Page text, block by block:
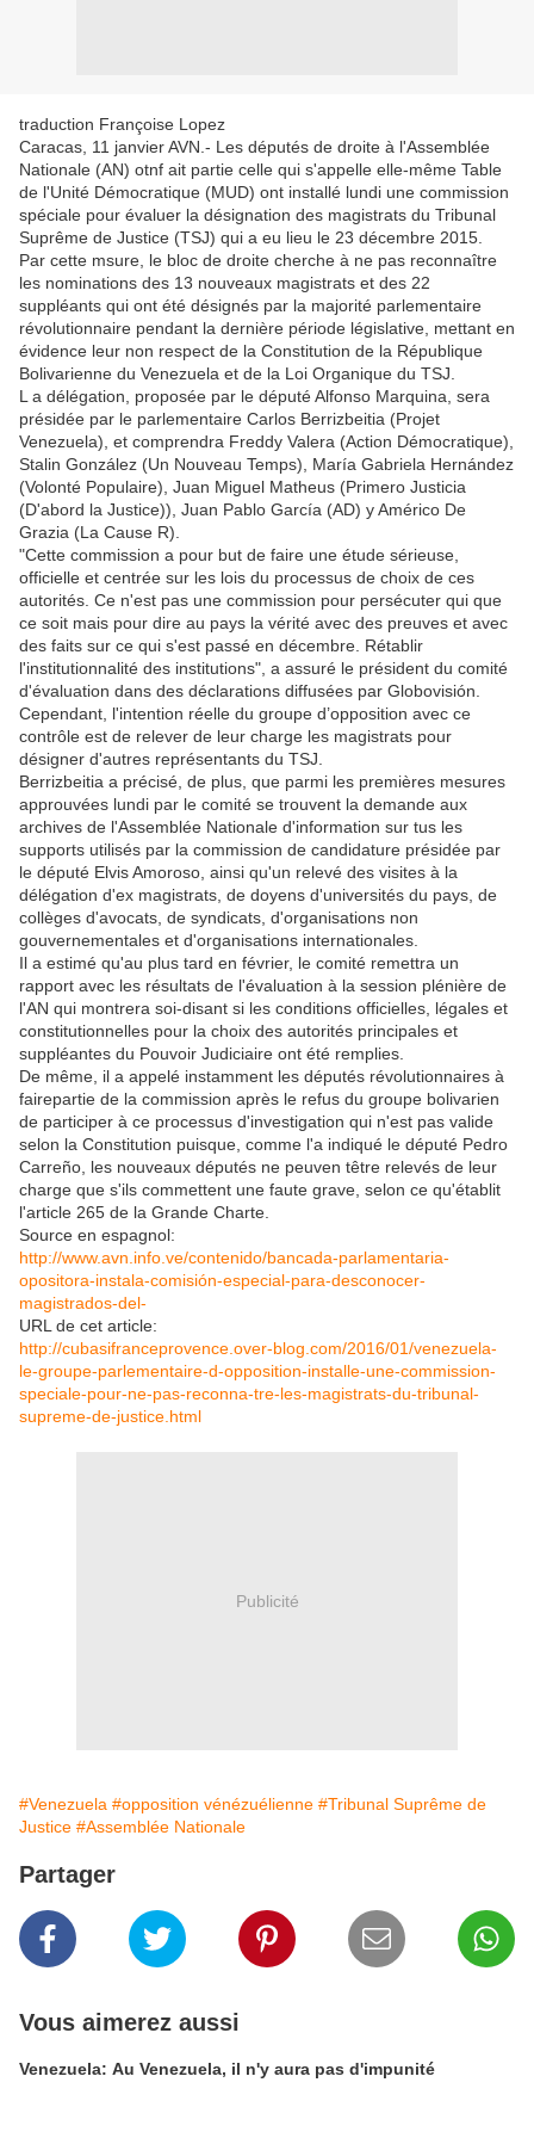
traduction Françoise Lopez
Caracas, 11 janvier AVN.- Les députés de droite à l'Assemblée
Nationale (AN) otnf ait partie celle qui s'appelle elle-même Table
de l'Unité Démocratique (MUD) ont installé lundi une commission
spéciale pour évaluer la désignation des magistrats du Tribunal
Suprême de Justice (TSJ) qui a eu lieu le 23 décembre 2015.
Par cette msure, le bloc de droite cherche à ne pas reconnaître
les nominations des 13 nouveaux magistrats et des 22
suppléants qui ont été désignés par la majorité parlementaire
révolutionnaire pendant la dernière période législative, mettant en
évidence leur non respect de la Constitution de la République
Bolivarienne du Venezuela et de la Loi Organique du TSJ.
L a délégation, proposée par le député Alfonso Marquina, sera
présidée par le parlementaire Carlos Berrizbeitia (Projet
Venezuela), et comprendra Freddy Valera (Action Démocratique),
Stalin González (Un Nouveau Temps), María Gabriela Hernández
(Volonté Populaire), Juan Miguel Matheus (Primero Justicia
(D'abord la Justice)), Juan Pablo García (AD) y Américo De
Grazia (La Cause R).
"Cette commission a pour but de faire une étude sérieuse,
officielle et centrée sur les lois du processus de choix de ces
autorités. Ce n'est pas une commission pour persécuter qui que
ce soit mais pour dire au pays la vérité avec des preuves et avec
des faits sur ce qui s'est passé en décembre. Rétablir
l'institutionnalité des institutions", a assuré le président du comité
d'évaluation dans des déclarations diffusées par Globovisión.
Cependant, l'intention réelle du groupe d’opposition avec ce
contrôle est de relever de leur charge les magistrats pour
désigner d'autres représentants du TSJ.
Berrizbeitia a précisé, de plus, que parmi les premières mesures
approuvées lundi par le comité se trouvent la demande aux
archives de l'Assemblée Nationale d'information sur tus les
supports utilisés par la commission de candidature présidée par
le député Elvis Amoroso, ainsi qu'un relevé des visites à la
délégation d'ex magistrats, de doyens d'universités du pays, de
collèges d'avocats, de syndicats, d'organisations non
gouvernementales et d'organisations internationales.
Il a estimé qu'au plus tard en février, le comité remettra un
rapport avec les résultats de l'évaluation à la session plénière de
l'AN qui montrera soi-disant si les conditions officielles, légales et
constitutionnelles pour la choix des autorités principales et
suppléantes du Pouvoir Judiciaire ont été remplies.
De même, il a appelé instamment les députés révolutionnaires à
fairepartie de la commission après le refus du groupe bolivarien
de participer à ce processus d'investigation qui n'est pas valide
selon la Constitution puisque, comme l'a indiqué le député Pedro
Carreño, les nouveaux députés ne peuven têtre relevés de leur
charge que s'ils commettent une faute grave, selon ce qu'établit
l'article 265 de la Grande Charte.
Source en espagnol:
http://www.avn.info.ve/contenido/bancada-parlamentaria-
opositora-instala-comisión-especial-para-desconocer-
magistrados-del-
URL de cet article:
http://cubasifranceprovence.over-blog.com/2016/01/venezuela-
le-groupe-parlementaire-d-opposition-installe-une-commission-
speciale-pour-ne-pas-reconna-tre-les-magistrats-du-tribunal-
supreme-de-justice.html
Publicité
#Venezuela #opposition vénézuélienne #Tribunal Suprême de
Justice #Assemblée Nationale
Partager
Vous aimerez aussi
Venezuela: Au Venezuela, il n'y aura pas d'impunité